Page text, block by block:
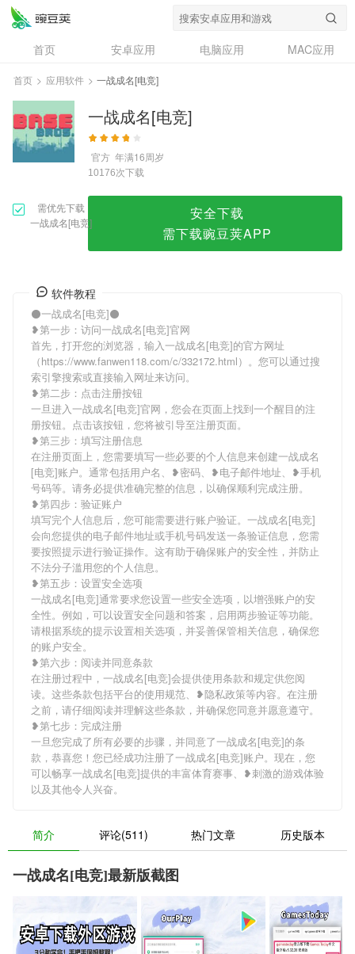
首页 安卓应用 电脑应用
MAC应用
资讯
专题
首页 > 应用软件 > 一战成名[电竞]
一战成名[电竞]
官方 年满16周岁
10176次下载
需优先下载
一战成名[电竞]
安全下载
需下载豌豆荚APP
软件教程
⚫一战成名[电竞]⚫
❥第一步：访问一战成名[电竞]官网
首先，打开您的浏览器，输入一战成名[电竞]的官方网址
（https://www.fanwen118.com/c/332172.html）。您可以通过搜
索引擎搜索或直接输入网址来访问。
❥第二步：点击注册按钮
一旦进入一战成名[电竞]官网，您会在页面上找到一个醒目的注
册按钮。点击该按钮，您将被引导至注册页面。
❥第三步：填写注册信息
在注册页面上，您需要填写一些必要的个人信息来创建一战成名
[电竞]账户。通常包括用户名、❥密码、❥电子邮件地址、❥手机
号码等。请务必提供准确完整的信息，以确保顺利完成注册。
❥第四步：验证账户
填写完个人信息后，您可能需要进行账户验证。一战成名[电竞]
会向您提供的电子邮件地址或手机号码发送一条验证信息，您需
要按照提示进行验证操作。这有助于确保账户的安全性，并防止
不法分子滥用您的个人信息。
❥第五步：设置安全选项
一战成名[电竞]通常要求您设置一些安全选项，以增强账户的安
全性。例如，可以设置安全问题和答案，启用两步验证等功能。
请根据系统的提示设置相关选项，并妥善保管相关信息，确保您
的账户安全。
❥第六步：阅读并同意条款
在注册过程中，一战成名[电竞]会提供使用条款和规定供您阅
读。这些条款包括平台的使用规范、❥隐私政策等内容。在注册
之前，请仔细阅读并理解这些条款，并确保您同意并愿意遵守。
❥第七步：完成注册
一旦您完成了所有必要的步骤，并同意了一战成名[电竞]的条
款，恭喜您！您已经成功注册了一战成名[电竞]账户。现在，您
可以畅享一战成名[电竞]提供的丰富体育赛事、❥刺激的游戏体验
以及其他令人兴奋。
简介 评论(511) 热门文章 历史版本
一战成名[电竞]最新版截图